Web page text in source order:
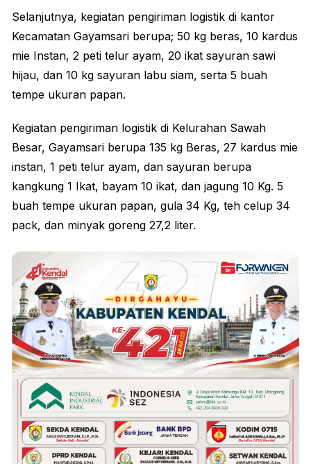
Selanjutnya, kegiatan pengiriman logistik di kantor
Kecamatan Gayamsari berupa; 50 kg beras, 10 kardus
mie Instan, 2 peti telur ayam, 20 ikat sayuran sawi
hijau, dan 10 kg sayuran labu siam, serta 5 buah
tempe ukuran papan.
Kegiatan pengiriman logistik di Kelurahan Sawah
Besar, Gayamsari berupa 135 kg Beras, 27 kardus mie
instan, 1 peti telur ayam, dan sayuran berupa
kangkung 1 Ikat, bayam 10 ikat, dan jagung 10 Kg. 5
buah tempe ukuran papan, gula 34 Kg, teh celup 34
pack, dan minyak goreng 27,2 liter.